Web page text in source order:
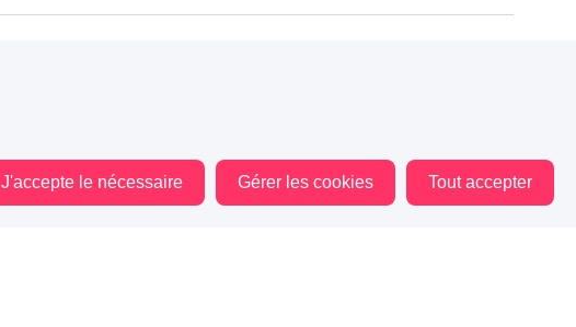
18 20 7
J'accepte le nécessaire Gérer les cookies Tout accepter